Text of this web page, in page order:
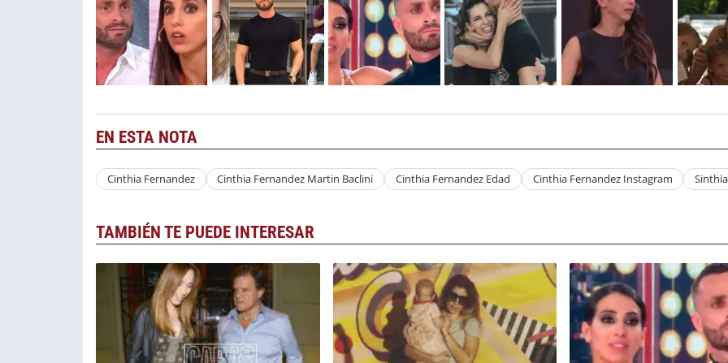
EN ESTA NOTA
Cinthia Fernandez Cinthia Fernandez Martin Baclini Cinthia Fernandez Edad Cinthia Fernandez Instagram
TAMBIÉN TE PUEDE INTERESAR